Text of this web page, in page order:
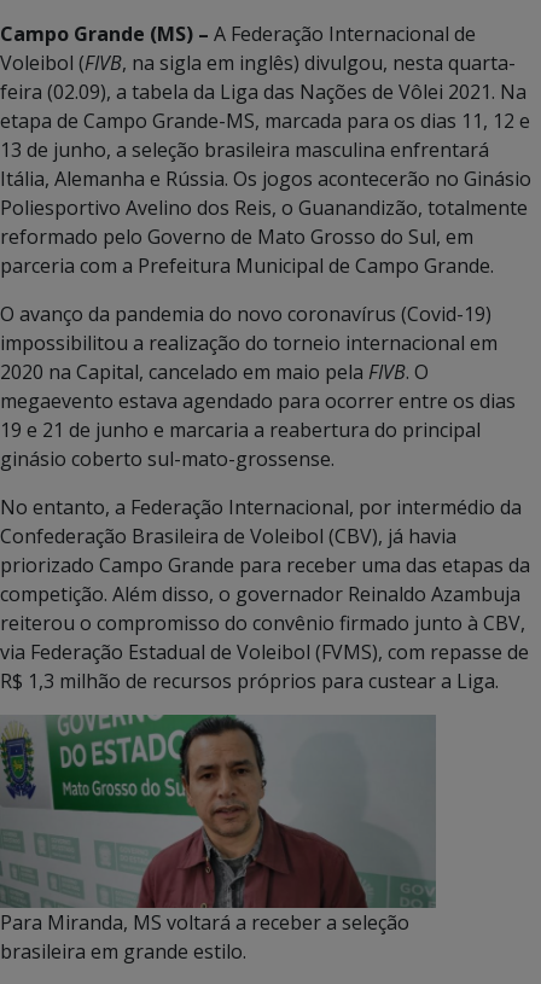
Campo Grande (MS) – A Federação Internacional de
Voleibol (FIVB, na sigla em inglês) divulgou, nesta quarta-
feira (02.09), a tabela da Liga das Nações de Vôlei 2021. Na
etapa de Campo Grande-MS, marcada para os dias 11, 12 e
13 de junho, a seleção brasileira masculina enfrentará
Itália, Alemanha e Rússia. Os jogos acontecerão no Ginásio
Poliesportivo Avelino dos Reis, o Guanandizão, totalmente
reformado pelo Governo de Mato Grosso do Sul, em
parceria com a Prefeitura Municipal de Campo Grande.
O avanço da pandemia do novo coronavírus (Covid-19)
impossibilitou a realização do torneio internacional em
2020 na Capital, cancelado em maio pela FIVB. O
megaevento estava agendado para ocorrer entre os dias
19 e 21 de junho e marcaria a reabertura do principal
ginásio coberto sul-mato-grossense.
No entanto, a Federação Internacional, por intermédio da
Confederação Brasileira de Voleibol (CBV), já havia
priorizado Campo Grande para receber uma das etapas da
competição. Além disso, o governador Reinaldo Azambuja
reiterou o compromisso do convênio firmado junto à CBV,
via Federação Estadual de Voleibol (FVMS), com repasse de
R$ 1,3 milhão de recursos próprios para custear a Liga.
Para Miranda, MS voltará a receber a seleção
brasileira em grande estilo.